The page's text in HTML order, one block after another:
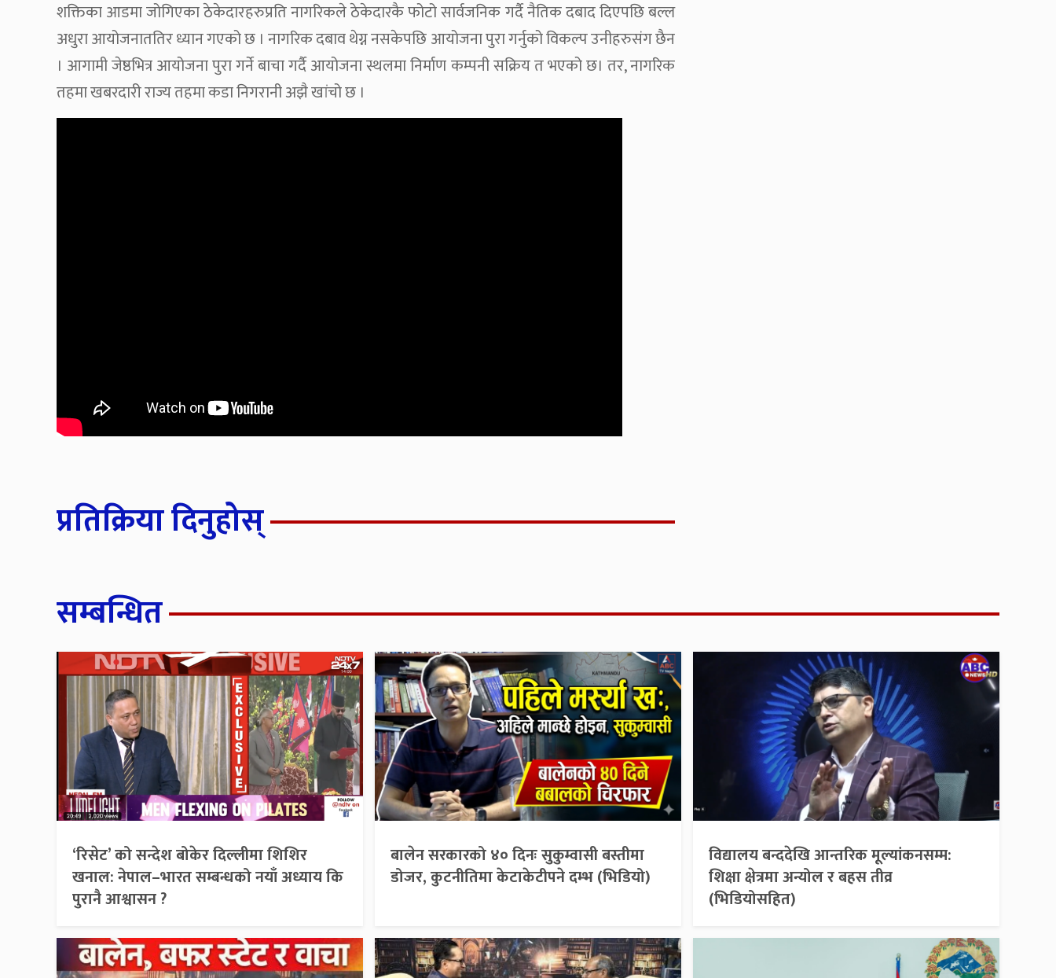
शक्तिका आडमा जोगिएका ठेकेदारहरुप्रति नागरिकले ठेकेदारकै फोटो सार्वजनिक गर्दै नैतिक दबाद दिएपछि बल्ल
अधुरा आयोजनाततिर ध्यान गएको छ । नागरिक दबाव थेग्न नसकेपछि आयोजना पुरा गर्नुको विकल्प उनीहरुसंग छैन
। आगामी जेष्ठभित्र आयोजना पुरा गर्ने बाचा गर्दै आयोजना स्थलमा निर्माण कम्पनी सक्रिय त भएको छ। तर, नागरिक
तहमा खबरदारी राज्य तहमा कडा निगरानी अझै खांचो छ ।
प्रतिक्रिया दिनुहोस्
सम्बन्धित
‘रिसेट’ को सन्देश बोकेर दिल्लीमा शिशिर
खनाल: नेपाल–भारत सम्बन्धको नयाँ अध्याय कि
पुरानै आश्वासन ?
बालेन सरकारको ४० दिनः सुकुम्वासी बस्तीमा
डोजर, कुटनीतिमा केटाकेटीपने दम्भ (भिडियो)
विद्यालय बन्ददेखि आन्तरिक मूल्यांकनसम्म:
शिक्षा क्षेत्रमा अन्योल र बहस तीव्र
(भिडियोसहित)